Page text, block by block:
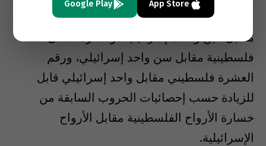
….إلخ)ولكنه يؤمن بعشرة أعين فلسطينية
مقابل عين واحدة إسرائيلية، وعشرة أسنان
فلسطينية مقابل سن واحد إسرائيلي، ورقم
العشرة فلسطيني مقابل واحد إسرائيلي قابل
للزيادة حسب إحصائيات الحروب السابقة من
خسارة الأرواح الفلسطينية مقابل الأرواح
الإسرائيلية.
App Store
Google Play